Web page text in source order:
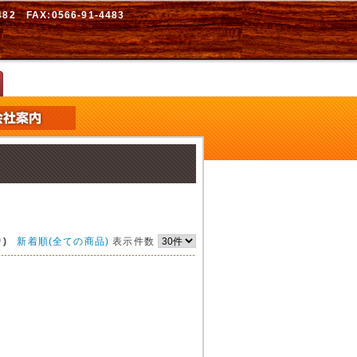
FAX:0566-91-4483
) 新着順(全ての商品) 表示件数